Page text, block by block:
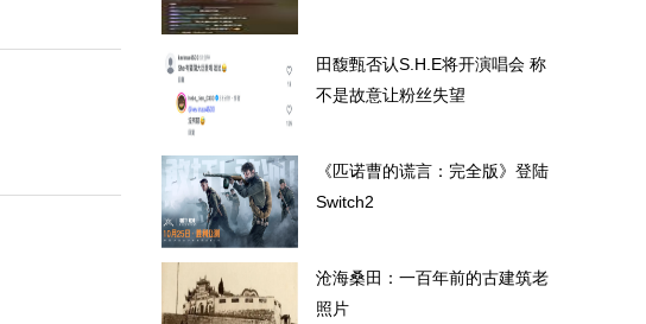
田馥甄否认S.H.E将开演唱会 称
不是故意让粉丝失望
《匹诺曹的谎言：完全版》登陆
Switch2
沧海桑田：一百年前的古建筑老
照片